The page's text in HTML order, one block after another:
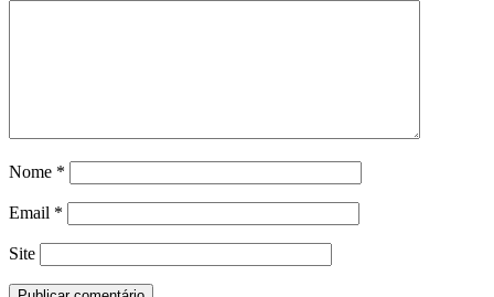
Nome *
Email *
Site